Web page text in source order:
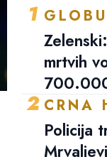
1
mrtvih
2 CRNA
Policija